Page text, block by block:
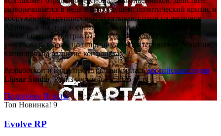
разворачивается в недалёком будущем: политический кризис и
вооружённые группировки охватывают один из регионов
Африки, а частная военная компания «Спарта» берётся за
самые опасные контракты. Игроку предстоит не только
участвовать в боях, но и принимать стратегические решения,
влияющие на развитие конфликта.
Разработкой и изданием игры занималасьроссийская студия
Lipsar Studio. Релиз состоялся в 2025 году.
Подробнее Играть!
Топ Новинка! 9
Evolve RP